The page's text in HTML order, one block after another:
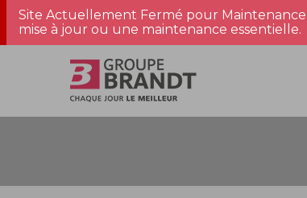
Site Actuellement Fermé pour
mise à jour ou une maintenance essentielle.